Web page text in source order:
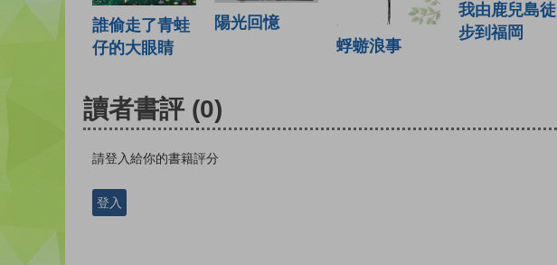
誰偷走了青蛙
仔的大眼睛
陽光回憶
蜉蝣浪事
我由鹿兒島徒
步到福岡
讀者書評 (0)
請登入給你的書籍評分
登入